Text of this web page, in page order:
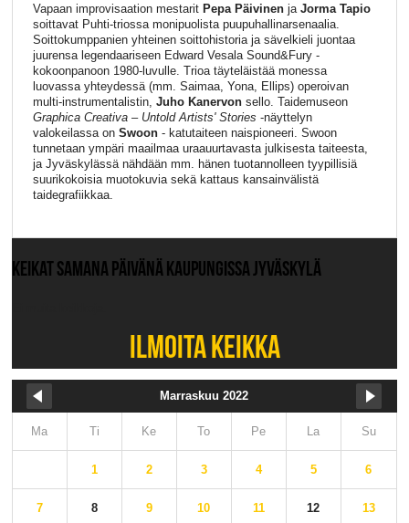
Vapaan improvisaation mestarit Pepa Päivinenja Jorma Tapio
soittavat Puhti-triossa monipuolista puupuhallinarsenaalia.
Soittokumppanien yhteinen soittohistoria ja sävelkieli juontaa
juurensa legendaariseen Edward Vesala Sound&Fury -
kokoonpanoon 1980-luvulle. Trioa täyteläistää monessa
luovassa yhteydessä (mm. Saimaa, Yona, Ellips) operoivan
multi-instrumentalistin, Juho Kanervonsello. Taidemuseon
Graphica Creativa – Untold Artists' Stories -näyttelyn
valokeilassa on Swoon- katutaiteen naispioneeri. Swoon
tunnetaan ympäri maailmaa uraauurtavasta julkisesta taiteesta,
ja Jyväskylässä nähdään mm. hänen tuotannolleen tyypillisiä
suurikokoisia muotokuvia sekä kattaus kansainvälistä
taidegrafiikkaa.
KEIKAT SAMANA PÄIVÄNÄ KAUPUNGISSA JYVÄSKYLÄ
ILMOITA KEIKKA
Marraskuu 2022
Ma Ti Ke To Pe La Su
1 2 3 4 5 6
7 8 9 10 11 12 13